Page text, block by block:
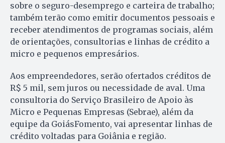
sobre o seguro-desemprego e carteira de trabalho;
também terão como emitir documentos pessoais e
receber atendimentos de programas sociais, além
de orientações, consultorias e linhas de crédito a
micro e pequenos empresários.
Aos empreendedores, serão ofertados créditos de
R$ 5 mil, sem juros ou necessidade de aval. Uma
consultoria do Serviço Brasileiro de Apoio às
Micro e Pequenas Empresas (Sebrae), além da
equipe da GoiásFomento, vai apresentar linhas de
crédito voltadas para Goiânia e região.